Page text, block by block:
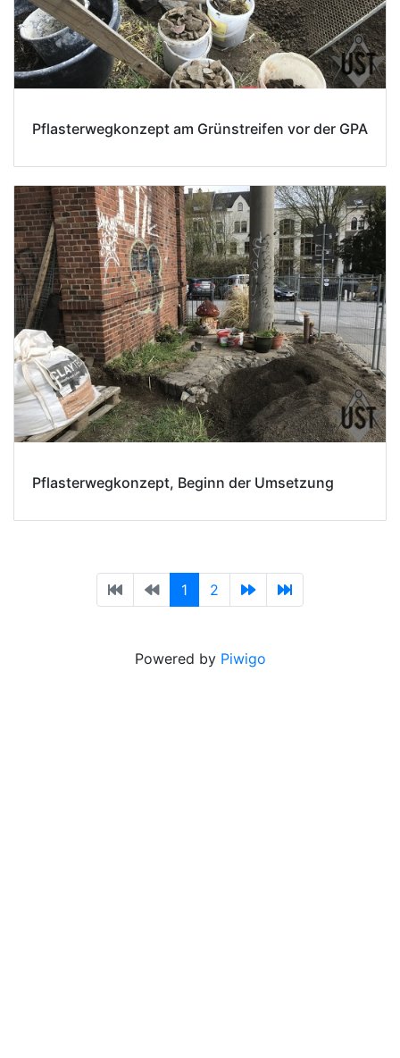
Pflasterwegkonzept am Grünstreifen vor der GPA
Pflasterwegkonzept, Beginn der Umsetzung
1 2
Powered by Piwigo